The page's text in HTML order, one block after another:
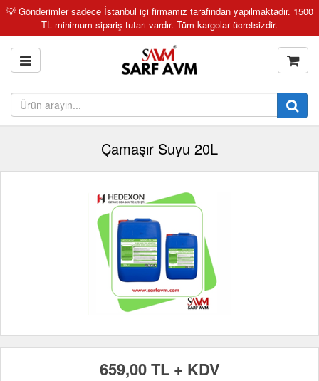
💡 Gönderimler sadece İstanbul içi firmamız tarafından yapılmaktadır. 1500
TL minimum sipariş tutarı vardır. Tüm kargolar ücretsizdir.
Çamaşır Suyu 20L
659,00 TL + KDV